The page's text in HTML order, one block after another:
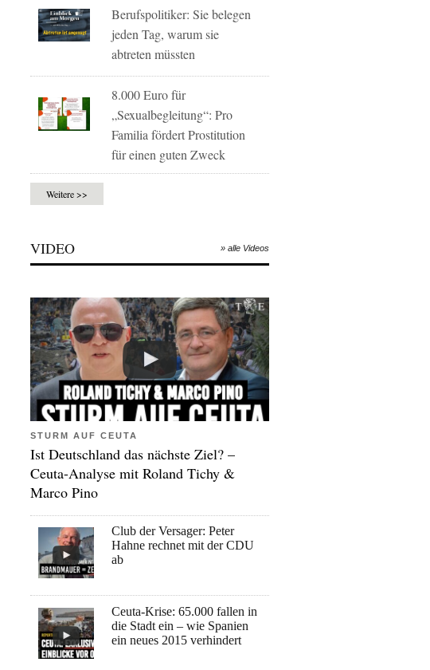
Berufspolitiker: Sie belegen
jeden Tag, warum sie
abtreten müssten
8.000 Euro für
„Sexualbegleitung“: Pro
Familia fördert Prostitution
für einen guten Zweck
Weitere >>
VIDEO » alle Videos
STURM AUF CEUTA
Ist Deutschland das nächste Ziel? –
Ceuta-Analyse mit Roland Tichy &
Marco Pino
Club der Versager: Peter
Hahne rechnet mit der CDU
ab
Ceuta-Krise: 65.000 fallen in
die Stadt ein – wie Spanien
ein neues 2015 verhindert